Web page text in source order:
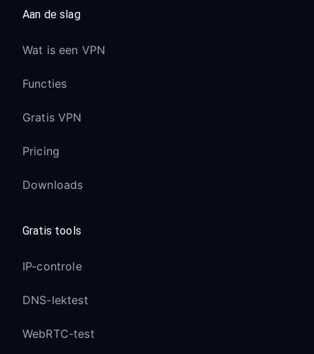
Aan de slag
Wat is een VPN
Functies
Gratis VPN
Pricing
Downloads
Gratis tools
IP-controle
DNS-lektest
WebRTC-test